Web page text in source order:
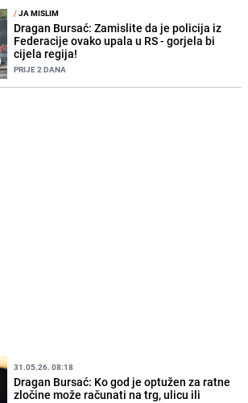
/JA MISLIM
Dragan Bursać: Zamislite da je policija iz
Federacije ovako upala u RS - gorjela bi
cijela regija!
PRIJE 2 DANA
31.05.26. 08:18
Dragan Bursać: Ko god je optužen za ratne
zločine može računati na trg, ulicu ili